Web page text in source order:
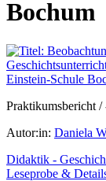
Bochum
Praktikumsbericht /
Autor:in: Daniela
Didaktik -
Leseprobe &